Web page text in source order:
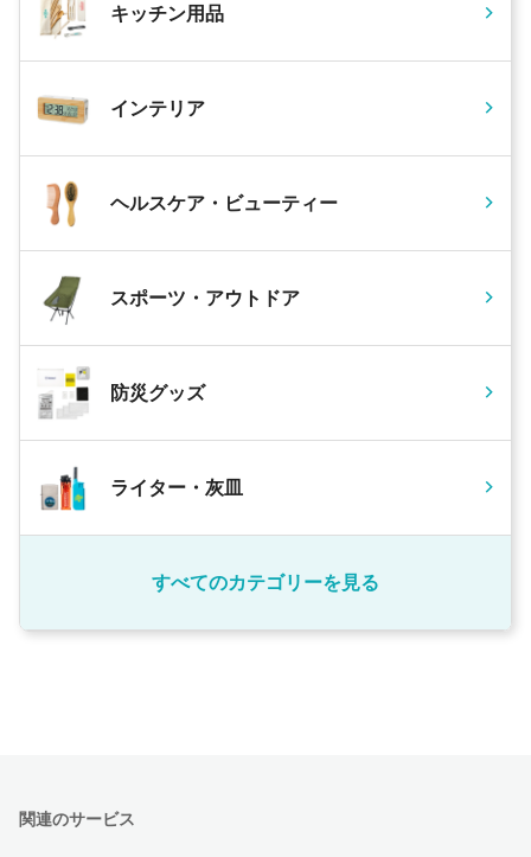
キッチン用品
インテリア
ヘルスケア・ビューティー
スポーツ・アウトドア
防災グッズ
ライター・灰皿
すべてのカテゴリーを見る
関連のサービス